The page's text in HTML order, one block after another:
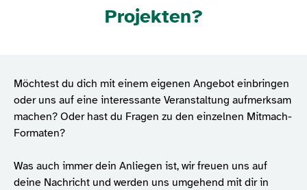
Projekten?
Möchtest du dich mit einem eigenen Angebot einbringen
oder uns auf eine interessante Veranstaltung aufmerksam
machen? Oder hast du Fragen zu den einzelnen Mitmach-
Formaten?
Was auch immer dein Anliegen ist, wir freuen uns auf
deine Nachricht und werden uns umgehend mit dir in